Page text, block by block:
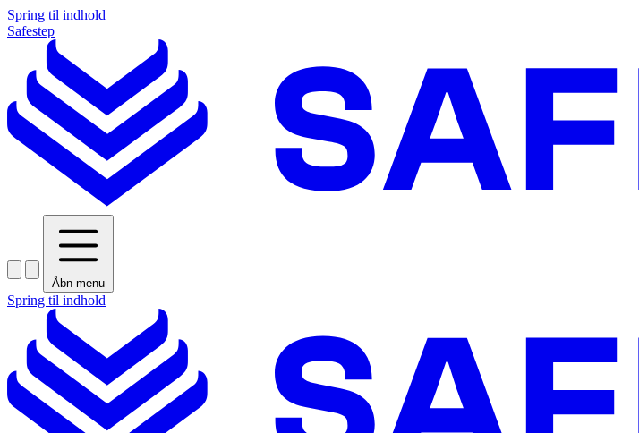
Spring til indhold
Safestep
Åbn menu
Spring til indhold